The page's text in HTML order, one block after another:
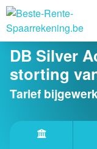
DB Silver
storting
Tarief